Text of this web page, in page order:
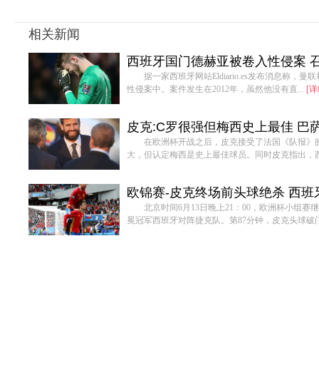
相关新闻
西班牙国门德赫亚被卷入性侵案
据一家西班牙网站Eldiario.es发布消息称，曼
性侵案中。案件发生在2012年，虽然他没有直... [
皮克:C罗很强但梅西史上最佳 巴
在欧洲杯开战之后，皮克接受了法国《队报》
大，但认定梅西是史上最佳球员。同时皮克指出
欧锦赛-皮克终场前头球绝杀 西班
北京时间6月13日晚上21：00，欧洲杯小组赛
冕冠军西班牙对阵捷克队。第87分钟，皮克头球破